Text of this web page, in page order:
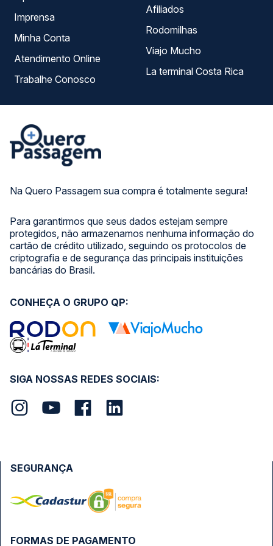
Na Quero Passagem sua compra é totalmente segura!
Para garantirmos que seus dados estejam sempre
protegidos, não armazenamos nenhuma informação do
cartão de crédito utilizado, seguindo os protocolos de
criptografia e de segurança das principais instituições
bancárias do Brasil.
Imprensa
Minha Conta
Atendimento Online
Trabalhe Conosco
Afiliados
Rodomilhas
Viajo Mucho
La terminal Costa Rica
SIGA NOSSAS REDES SOCIAIS:
CONHEÇA O GRUPO QP:
FORMAS DE PAGAMENTO
SEGURANÇA